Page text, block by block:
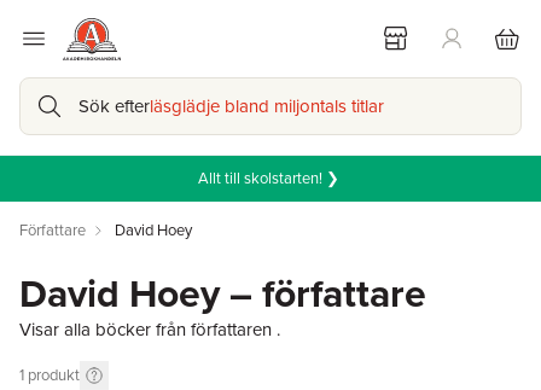
Sök efterläsglädje bland miljontals titlar
Allt till skolstarten! ❯
Författare David Hoey
David Hoey – författare
Visar alla böcker från författaren .
1 produkt